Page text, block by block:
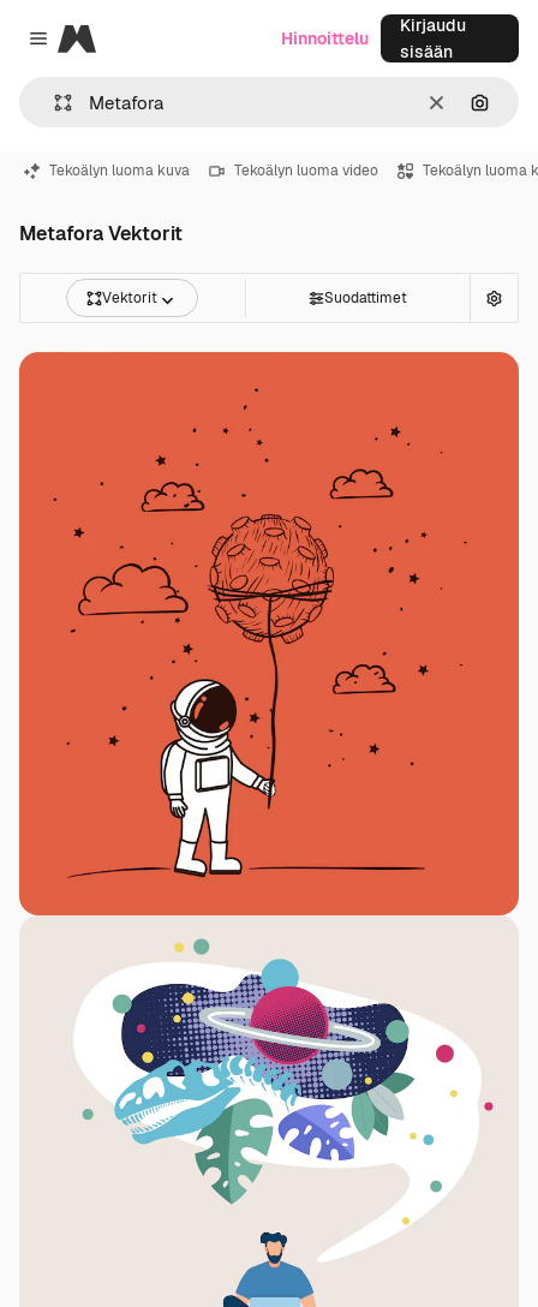
Close menu
Magnific
SelkeäHae
Hinnoittelu
Kirjaudu
sisään
Tekoälyn luoma kuva Tekoälyn luoma video Tekoälyn luoma
Metafora Vektorit
Vektorit Suodattimet